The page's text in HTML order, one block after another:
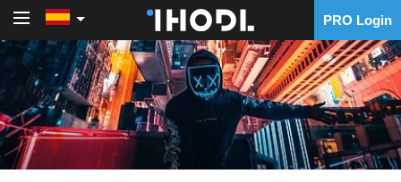
PRO Login